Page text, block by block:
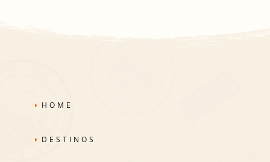
HOME
DESTINOS